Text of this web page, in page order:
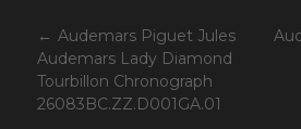
Audemars Piguet Jules
Audemars Lady Diamond
Tourbillon Chronograph
26083BC.ZZ.D001GA.01